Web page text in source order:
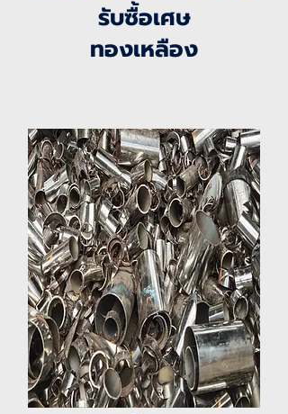
รับซื้อเศษ
ทองเหลือง